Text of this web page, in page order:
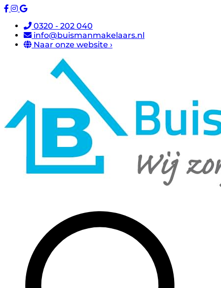
0320 - 202 040
info@buismanmakelaars.nl
Naar onze website ›